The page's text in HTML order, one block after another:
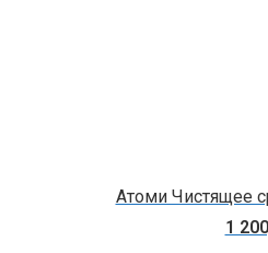
Атоми Чистящее
1